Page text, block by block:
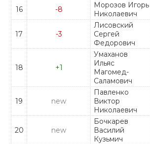
16 -8
Морозов Игорь
Николаевич
17 -3
Лисовский
Сергей
Федорович
18 +1
Умаханов
Ильяс
Магомед-
Саламович
19 new
Павленко
Виктор
Николаевич
20 new
Бочкарев
Василий
Кузьмич